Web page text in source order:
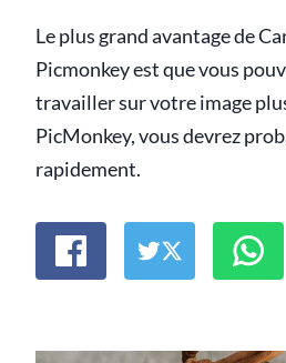
Le plus grand avantage de
Picmonkey est que vous
travailler sur votre image
PicMonkey, vous devrez
rapidement.